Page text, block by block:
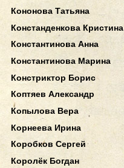
Кононова Татьяна
Констанденкова Кристина
Константинова Анна
Константинова Марина
Констриктор Борис
Коптяев Александр
Копылова Вера
Корнеева Ирина
Коробков Сергей
Королёк Богдан